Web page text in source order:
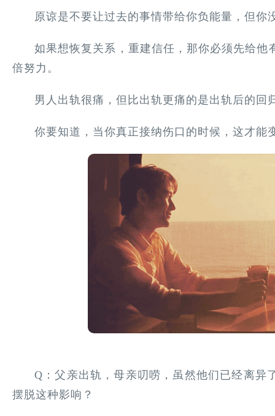
原谅是不要让过去的事情带给你负能量，但你
如果想恢复关系，重建信任，那你必须先给
倍努力。
男人出轨很痛，但比出轨更痛的是出轨后的
你要知道，当你真正接纳伤口的时候，这才能
Q：父亲出轨，母亲叨唠，虽然他们已经离异
摆脱这种影响？